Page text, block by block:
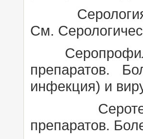
См.
препаратов.
инфекция) и
препаратов.